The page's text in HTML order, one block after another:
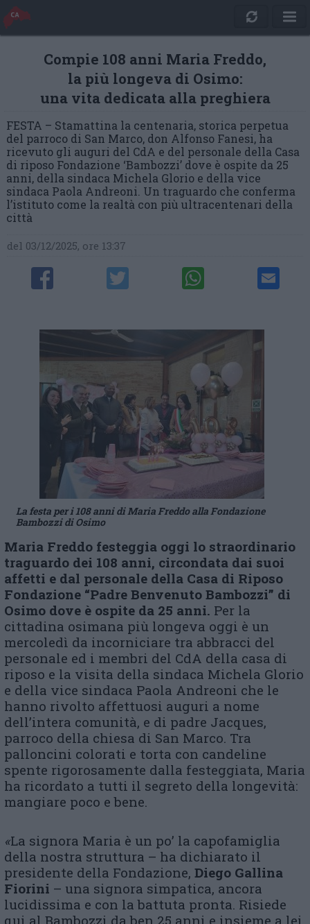
Compie 108 anni Maria Freddo,
la più longeva di Osimo:
una vita dedicata alla preghiera
FESTA – Stamattina la centenaria, storica perpetua
del parroco di San Marco, don Alfonso Fanesi, ha
ricevuto gli auguri del CdA e del personale della Casa
di riposo Fondazione ‘Bambozzi’ dove è ospite da 25
anni, della sindaca Michela Glorio e della vice
sindaca Paola Andreoni. Un traguardo che conferma
l’istituto come la realtà con più ultracentenari della
città
del 03/12/2025, ore 13:37
La festa per i 108 anni di Maria Freddo alla Fondazione
Bambozzi di Osimo
Maria Freddo festeggia oggi lo straordinario
traguardo dei 108 anni, circondata dai suoi
affetti e dal personale della Casa di Riposo
Fondazione “Padre Benvenuto Bambozzi” di
Osimo dove è ospite da 25 anni. Per la
cittadina osimana più longeva oggi è un
mercoledì da incorniciare tra abbracci del
personale ed i membri del CdA della casa di
riposo e la visita della sindaca Michela Glorio
e della vice sindaca Paola Andreoni che le
hanno rivolto affettuosi auguri a nome
dell’intera comunità, e di padre Jacques,
parroco della chiesa di San Marco. Tra
palloncini colorati e torta con candeline
spente rigorosamente dalla festeggiata, Maria
ha ricordato a tutti il segreto della longevità:
mangiare poco e bene.
«La signora Maria è un po’ la capofamiglia
della nostra struttura – ha dichiarato il
presidente della Fondazione, Diego Gallina
Fiorini – una signora simpatica, ancora
lucidissima e con la battuta pronta. Risiede
qui al Bambozzi da ben 25 anni e insieme a lei